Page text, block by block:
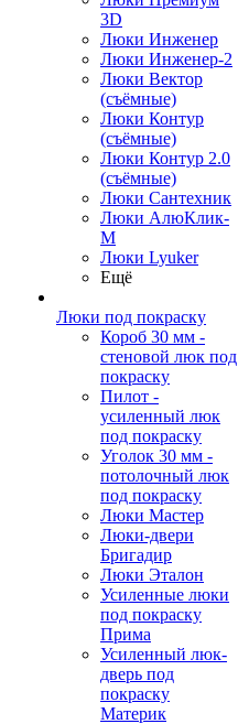
3D
Люки Инженер
Люки Инженер-2
Люки Вектор
(съёмные)
Люки Контур
(съёмные)
Люки Контур 2.0
(съёмные)
Люки Сантехник
Люки АлюКлик-
М
Люки Lyuker
Ещё
Люки под покраску
Короб 30 мм -
стеновой люк под
покраску
Пилот -
усиленный люк
под покраску
Уголок 30 мм -
потолочный люк
под покраску
Люки Мастер
Люки-двери
Бригадир
Люки Эталон
Усиленные люки
под покраску
Прима
Усиленный люк-
дверь под
покраску
Материк